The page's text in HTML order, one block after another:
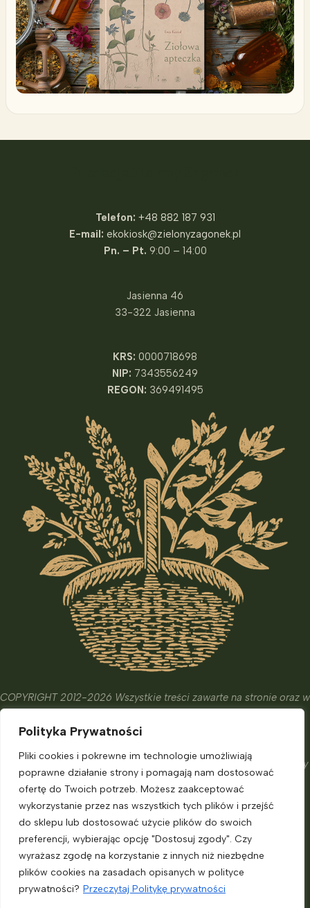
Polityka Prywatności
Pliki cookies i pokrewne im technologie umożliwiają
poprawne działanie strony i pomagają nam dostosować
ofertę do Twoich potrzeb. Możesz zaakceptować
wykorzystanie przez nas wszystkich tych plików i przejść
do sklepu lub dostosować użycie plików do swoich
preferencji, wybierając opcję "Dostosuj zgody". Czy
wyrażasz zgodę na korzystanie z innych niż niezbędne
plików cookies na zasadach opisanych w polityce
prywatności? Przeczytaj Politykę prywatności
Telefon: +48 882 187 931
E-mail: ekokiosk@zielonyzagonek.pl
Pn. – Pt. 9:00 – 14:00
Jasienna 46
33-322 Jasienna
KRS: 0000718698
NIP: 7343556249
REGON: 369491495
COPYRIGHT 2012-2026 Wszystkie treści zawarte na stronie oraz w
edukacyjny, informacyjny oraz hobbistyczny.
chorobom. Nie zastąpią one porady eksperta, o którą powinniśmy
zadbać.
Informacje dla klienta
Moje konto
Polityka prywatności
Regulamin sklepu